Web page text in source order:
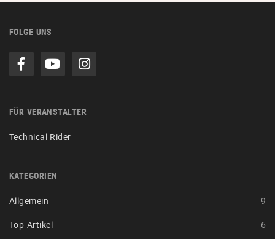
FOLGE UNS
FÜR VERANSTALTER
Technical Rider
KATEGORIEN
Allgemein 9
Top-Artikel 6